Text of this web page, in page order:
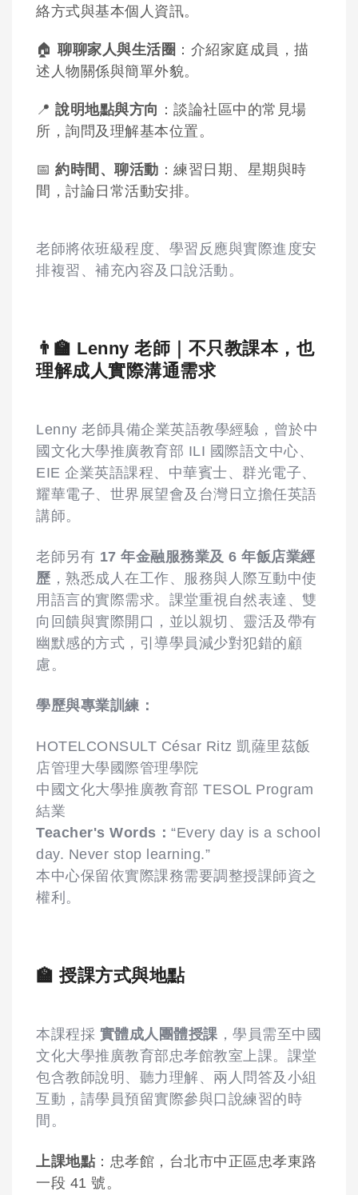
絡方式與基本個人資訊。
🏠 聊聊家人與生活圈 ：介紹家庭成員，描
述人物關係與簡單外貌。
📍 說明地點與方向 ：談論社區中的常見場
所，詢問及理解基本位置。
📅 約時間、聊活動 ：練習日期、星期與時
間，討論日常活動安排。
老師將依班級程度、學習反應與實際進度安
排複習、補充內容及口說活動。
👨‍🏫 Lenny 老師｜不只教課本，也
理解成人實際溝通需求
Lenny 老師具備企業英語教學經驗，曾於中
國文化大學推廣教育部 ILI 國際語文中心、
EIE 企業英語課程、中華賓士、群光電子、
耀華電子、世界展望會及台灣日立擔任英語
講師。
老師另有 17 年金融服務業及 6 年飯店業經
歷 ，熟悉成人在工作、服務與人際互動中使
用語言的實際需求。課堂重視自然表達、雙
向回饋與實際開口，並以親切、靈活及帶有
幽默感的方式，引導學員減少對犯錯的顧
慮。
學歷與專業訓練：
HOTELCONSULT César Ritz 凱薩里茲飯
店管理大學國際管理學院
中國文化大學推廣教育部 TESOL Program
結業
Teacher's Words： “Every day is a school
day. Never stop learning.”
本中心保留依實際課務需要調整授課師資之
權利。
🏫 授課方式與地點
本課程採 實體成人團體授課 ，學員需至中國
文化大學推廣教育部忠孝館教室上課。課堂
包含教師說明、聽力理解、兩人問答及小組
互動，請學員預留實際參與口說練習的時
間。
上課地點 ：忠孝館，台北市中正區忠孝東路
一段 41 號。